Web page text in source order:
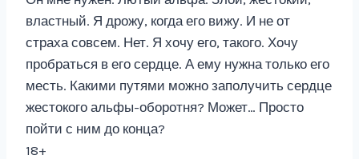
властный. Я дрожу, когда его вижу. И не от
страха совсем. Нет. Я хочу его, такого. Хочу
пробраться в его сердце. А ему нужна только его
месть. Какими путями можно заполучить сердце
жестокого альфы-оборотня? Может… Просто
пойти с ним до конца?
18+